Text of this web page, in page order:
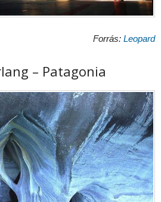
Forrás: Leopard
– Patagonia